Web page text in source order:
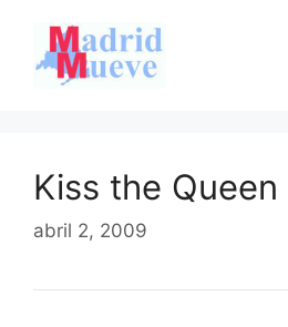
contenido
Kiss the Queen
abril 2, 2009